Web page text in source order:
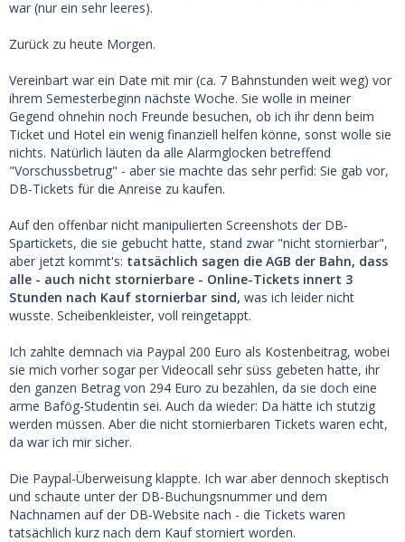
war (nur ein sehr leeres).
Zurück zu heute Morgen.
Vereinbart war ein Date mit mir (ca. 7 Bahnstunden weit weg) vor
ihrem Semesterbeginn nächste Woche. Sie wolle in meiner
Gegend ohnehin noch Freunde besuchen, ob ich ihr denn beim
Ticket und Hotel ein wenig finanziell helfen könne, sonst wolle sie
nichts. Natürlich läuten da alle Alarmglocken betreffend
"Vorschussbetrug" - aber sie machte das sehr perfid: Sie gab vor,
DB-Tickets für die Anreise zu kaufen.
Auf den offenbar nicht manipulierten Screenshots der DB-
Spartickets, die sie gebucht hatte, stand zwar "nicht stornierbar",
aber jetzt kommt's: tatsächlich sagen die AGB der Bahn, dass
alle - auch nicht stornierbare - Online-Tickets innert 3
Stunden nach Kauf stornierbar sind, was ich leider nicht
wusste. Scheibenkleister, voll reingetappt.
Ich zahlte demnach via Paypal 200 Euro als Kostenbeitrag, wobei
sie mich vorher sogar per Videocall sehr süss gebeten hatte, ihr
den ganzen Betrag von 294 Euro zu bezahlen, da sie doch eine
arme Bafög-Studentin sei. Auch da wieder: Da hätte ich stutzig
werden müssen. Aber die nicht stornierbaren Tickets waren echt,
da war ich mir sicher.
Die Paypal-Überweisung klappte. Ich war aber dennoch skeptisch
und schaute unter der DB-Buchungsnummer und dem
Nachnamen auf der DB-Website nach - die Tickets waren
tatsächlich kurz nach dem Kauf storniert worden.